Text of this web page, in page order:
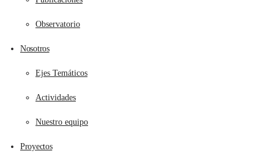
Observatorio
Nosotros
Ejes Temáticos
Actividades
Nuestro equipo
Proyectos